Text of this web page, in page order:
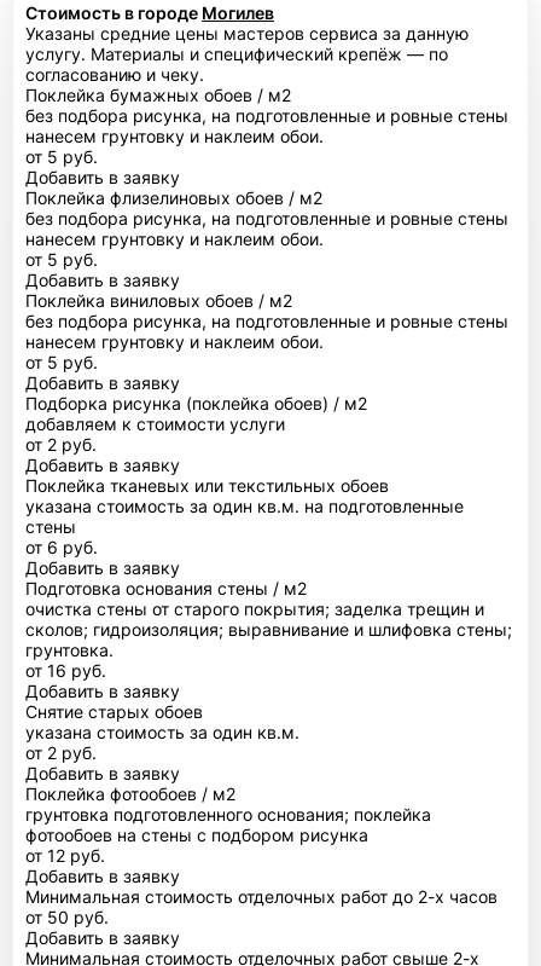
Стоимость в городе Могилев
Указаны средние цены мастеров сервиса за данную
услугу. Материалы и специфический крепёж — по
согласованию и чеку.
Поклейка бумажных обоев / м2
без подбора рисунка, на подготовленные и ровные стены
нанесем грунтовку и наклеим обои.
от 5 руб.
Добавить в заявку
Поклейка флизелиновых обоев / м2
без подбора рисунка, на подготовленные и ровные стены
нанесем грунтовку и наклеим обои.
от 5 руб.
Добавить в заявку
Поклейка виниловых обоев / м2
без подбора рисунка, на подготовленные и ровные стены
нанесем грунтовку и наклеим обои.
от 5 руб.
Добавить в заявку
Подборка рисунка (поклейка обоев) / м2
добавляем к стоимости услуги
от 2 руб.
Добавить в заявку
Поклейка тканевых или текстильных обоев
указана стоимость за один кв.м. на подготовленные
стены
от 6 руб.
Добавить в заявку
Подготовка основания стены / м2
очистка стены от старого покрытия; заделка трещин и
сколов; гидроизоляция; выравнивание и шлифовка стены;
грунтовка.
от 16 руб.
Добавить в заявку
Снятие старых обоев
указана стоимость за один кв.м.
от 2 руб.
Добавить в заявку
Поклейка фотообоев / м2
грунтовка подготовленного основания; поклейка
фотообоев на стены с подбором рисунка
от 12 руб.
Добавить в заявку
Минимальная стоимость отделочных работ до 2-х часов
от 50 руб.
Добавить в заявку
Минимальная стоимость отделочных работ свыше 2-х